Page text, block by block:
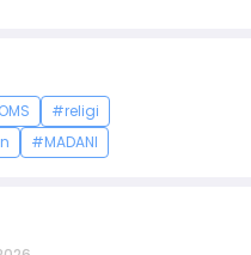
#religi
#MADANI